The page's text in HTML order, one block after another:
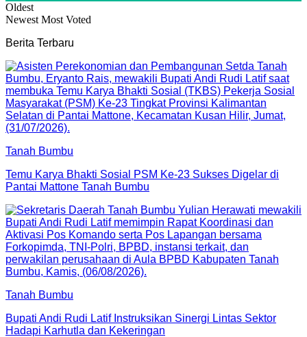
Oldest
Newest Most Voted
Berita Terbaru
Tanah Bumbu
Temu Karya Bhakti Sosial PSM Ke-23 Sukses Digelar di
Pantai Mattone Tanah Bumbu
Tanah Bumbu
Bupati Andi Rudi Latif Instruksikan Sinergi Lintas Sektor
Hadapi Karhutla dan Kekeringan